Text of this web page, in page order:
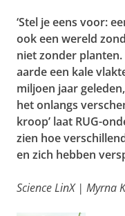
‘Stel je eens voor:
ook een wereld
niet zonder planten.
aarde een kale
miljoen jaar
het onlangs
kroop’ laat RUG-
zien hoe
en zich hebben
Science LinX | Myrna